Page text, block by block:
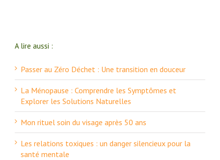
A lire aussi :
Passer au Zéro Déchet : Une transition en douceur
La Ménopause : Comprendre les Symptômes et
Explorer les Solutions Naturelles
Mon rituel soin du visage après 50 ans
Les relations toxiques : un danger silencieux pour la
santé mentale